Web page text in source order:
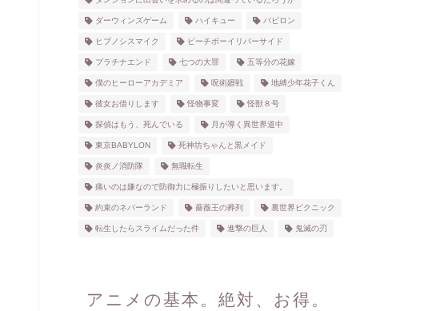
ダーウィンズゲーム ハイキュー バビロン
ヒプノシスマイク ピーチボーイリバーサイド
プラチナエンド 七つの大罪 五等分の花嫁
僕のヒーローアカデミア 呪術廻戦 地縛少年花子くん
彼女お借りします 怪物事変 怪獣８号
探偵はもう、死んでいる 月が導く異世界道中
東京BABYLON 死神坊ちゃんと黒メイド
炎炎ノ消防隊 無職転生
痛いのは嫌なので防御力に極振りしたいと思います。
約束のネバーランド 薔薇王の葬列 裏世界ピクニック
転生したらスライムだった件 進撃の巨人 鬼滅の刃
アニメの基本。絶対、お得。